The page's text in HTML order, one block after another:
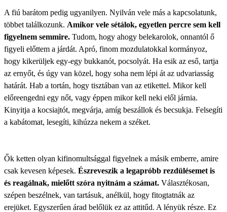
A fiú barátom pedig ugyanilyen. Nyilván vele más a kapcsolatunk,
többet találkozunk. Amikor vele sétálok, egyetlen percre sem kell
figyelnem semmire. Tudom, hogy ahogy belekarolok, onnantól ő
figyeli előttem a járdát. Apró, finom mozdulatokkal kormányoz,
hogy kikerüljek egy-egy bukkanót, pocsolyát. Ha esik az eső, tartja
az ernyőt, és úgy van közel, hogy soha nem lépi át az udvariasság
határát. Hab a tortán, hogy tisztában van az etikettel. Mikor kell
előreengedni egy nőt, vagy éppen mikor kell neki elől járnia.
Kinyitja a kocsiajtót, megvárja, amíg beszállok és becsukja. Felsegíti
a kabátomat, lesegíti, kihúzza nekem a széket.
Ők ketten olyan kifinomultsággal figyelnek a másik emberre, amire
csak kevesen képesek. Észreveszik a legapróbb rezdülésemet is
és reagálnak, mielőtt szóra nyitnám a számat. Választékosan,
szépen beszélnek, van tartásuk, anélkül, hogy fitogtatnák az
erejüket. Egyszerűen árad belőlük ez az attitűd. A lényük része. Ez